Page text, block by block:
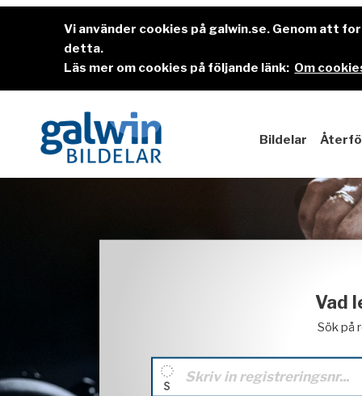
Vi använder cookies på galwin.se. Genom att
detta.
Läs mer om cookies på följande länk: Om
Bildelar
Vad
Sök på